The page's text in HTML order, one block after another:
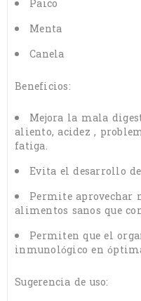
Paico
Menta
Canela
Beneficios:
Mejora la mala
aliento, acidez ,
fatiga.
Evita el desarrollo
Permite aprovechar
alimentos sanos que
Permiten que el
inmunológico en
Sugerencia de uso: